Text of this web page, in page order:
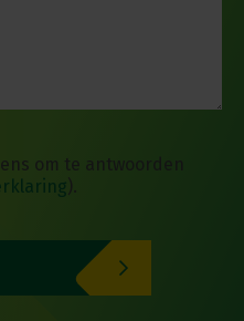
om te antwoorden
).